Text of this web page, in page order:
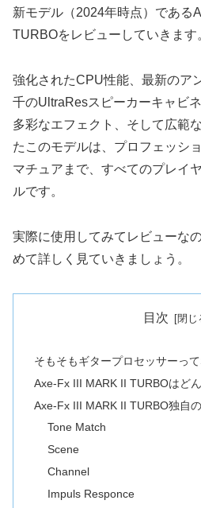
新モデル（2024年時点）である
TURBOをレビューしていきます
強化されたCPU性能、最新のア
千のUltraResスピーカーキャビ
多彩なエフェクト、そして広範
たこのモデルは、プロフェッシ
マチュアまで、すべてのプレイ
ルです。
実際に使用してみてレビューな
めて詳しく見ていきましょう。
目次
そもそもギタープロセッサーって
Axe-Fx III MARK II TURBOはど
Axe-Fx III MARK II TURBO独自
Tone Match
Scene
Channel
Impuls Responce